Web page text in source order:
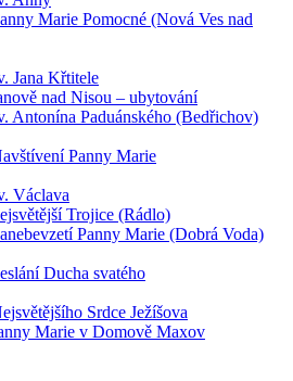
Marie Pomocné (Nová Ves nad
Jana Křtitele
nad Nisou – ubytování
Antonína Paduánského (Bedřichov)
Panny Marie
Václava
Trojice (Rádlo)
Panny Marie (Dobrá Voda)
Ducha svatého
Srdce Ježíšova
Marie v Domově Maxov